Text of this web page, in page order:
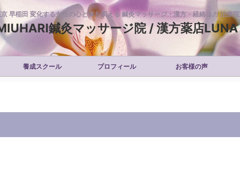
京 早稲田 変化する女性の心と体を調える 鍼灸マッサージ・漢方・経絡ヨガ 治療院
鍼灸マッサージ院 / 漢方薬店LUNA
養成スクール プロフィール お客様の声